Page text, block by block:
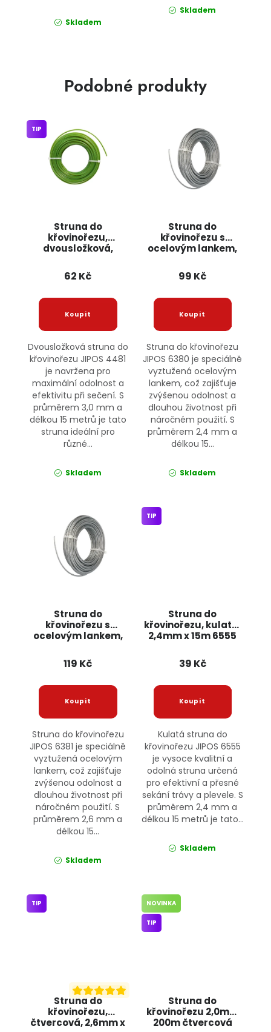
Skladem
Skladem
Podobné produkty
Struna do
křovinořezu,
dvousložková,
JIPOS
TIP
62 Kč
Dvousložková struna do
křovinořezu JIPOS 4481
je navržena pro
maximální odolnost a
efektivitu při sečení. S
průměrem 3,0 mm a
délkou 15 metrů je tato
struna ideální pro
různé...
Skladem
Struna do
křovinořezu s
ocelovým lankem,
JIPOS
99 Kč
Struna do křovinořezu
JIPOS 6380 je speciálně
vyztužená ocelovým
lankem, což zajišťuje
zvýšenou odolnost a
dlouhou životnost při
náročném použití. S
průměrem 2,4 mm a
délkou 15...
Skladem
Struna do
křovinořezu s
ocelovým lankem,
JIPOS
119 Kč
Struna do křovinořezu
JIPOS 6381 je speciálně
vyztužená ocelovým
lankem, což zajišťuje
zvýšenou odolnost a
dlouhou životnost při
náročném použití. S
průměrem 2,6 mm a
délkou 15...
Skladem
Struna do
křovinořezu, kulatá,
2,4mm x 15m 6555
TIP
39 Kč
Kulatá struna do
křovinořezu JIPOS 6555
je vysoce kvalitní a
odolná struna určená
pro efektivní a přesné
sekání trávy a plevele. S
průměrem 2,4 mm a
délkou 15 metrů je tato...
Skladem
Struna do
křovinořezu,
čtvercová, 2,6mm x
TIP
Struna do
křovinořezu 2,0mm
200m čtvercová
NOVINKA
TIP